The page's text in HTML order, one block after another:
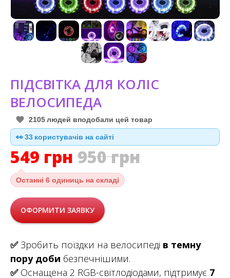
ПІДСВІТКА ДЛЯ КОЛІС
ВЕЛОСИПЕДА
2105 людей вподобали цей товар
👀32 користувачів на сайті
549 грн 950грн
Останні 6 одиниць на складі
ОФОРМИТИ ЗАЯВКУ
✅Зробить поїздки на велосипеді в темну
пору доби безпечнішими.
✅Оснащена 2 RGB-світлодіодами, підтримує 7